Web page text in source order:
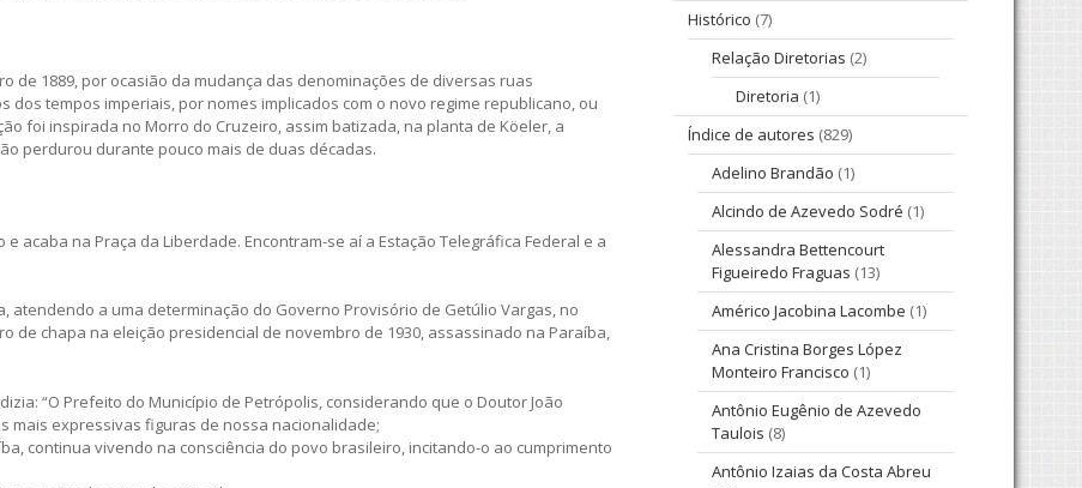
de 1889, por ocasião da mudança das denominações de diversas ruas
tempos imperiais, por nomes implicados com o novo regime republicano, ou
foi inspirada no Morro do Cruzeiro, assim batizada, na planta de Köeler, a
perdurou durante pouco mais de duas décadas.
e acaba na Praça da Liberdade. Encontram-se aí a Estação Telegráfica Federal e a
atendendo a uma determinação do Governo Provisório de Getúlio Vargas, no
de chapa na eleição presidencial de novembro de 1930, assassinado na Paraíba,
“O Prefeito do Município de Petrópolis, considerando que o Doutor João
mais expressivas figuras de nossa nacionalidade;
continua vivendo na consciência do povo brasileiro, incitando-o ao cumprimento
Histórico (7)
Relação Diretorias (2)
Diretoria (1)
Índice de autores (829)
Adelino Brandão (1)
Alcindo de Azevedo Sodré (1)
Alessandra Bettencourt
Figueiredo Fraguas (13)
Américo Jacobina Lacombe (1)
Ana Cristina Borges López
Monteiro Francisco (1)
Antônio Eugênio de Azevedo
Taulois (8)
Antônio Izaias da Costa Abreu